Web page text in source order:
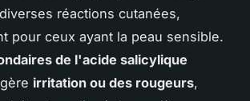
réactions cutanées,
pour ceux ayant la peau sensible.
de l'acide salicylique
irritation ou des rougeurs,